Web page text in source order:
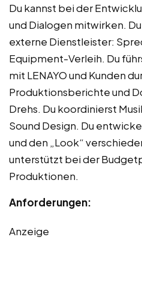
Du kannst bei der
und Dialogen mitwirken.
externe Dienstleister:
Equipment-Verleih. Du
mit LENAYO und Kunden
Produktionsberichte und
Drehs. Du koordinierst
Sound Design. Du
und den „Look“
unterstützt bei der
Produktionen.
Anforderungen:
Anzeige